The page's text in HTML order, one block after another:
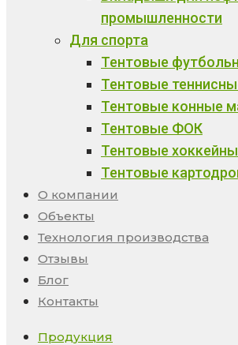
промышленности
Для спорта
Тентовые
Тентовые
Тентовые конные
Тентовые ФОК
Тентовые
Тентовые
О компании
Объекты
Технология производства
Отзывы
Блог
Контакты
Продукция